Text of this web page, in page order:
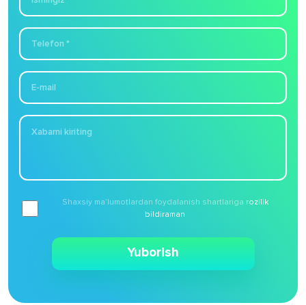
Shaxsiy maʼlumotlardan foydalanish shartlariga rozilik
bildiraman
Yuborish